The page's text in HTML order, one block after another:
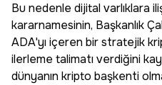
Bu nedenle dijital varlıklara
kararnamesinin, Başkanlık
ADA'yı içeren bir stratejik
ilerleme talimatı verdiğini
dünyanın kripto başkenti